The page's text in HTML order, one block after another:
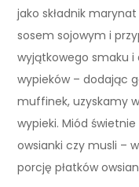
jako składnik
sosem sojowym i
wyjątkowego smaku
wypieków – dodając
muffinek, uzyskamy
wypieki. Miód
owsianki czy musli –
porcję płatków